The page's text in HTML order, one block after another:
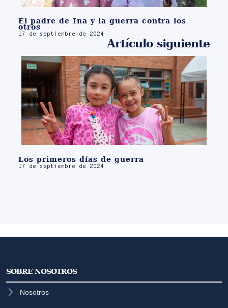
El padre de Ina y la guerra contra los
otros
17 de septiembre de 2024
Artículo siguiente
Los primeros días de guerra
17 de septiembre de 2024
SOBRE NOSOTROS
Nosotros